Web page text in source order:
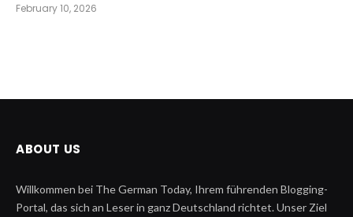
February 10, 2026
ABOUT US
Willkommen bei The German Today, Ihrem führenden Blogging-
Portal, das sich an Leser in ganz Deutschland richtet. Unser Ziel